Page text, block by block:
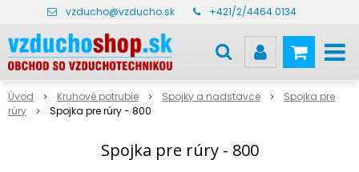
vzducho@vzducho.sk +421/2/4464 0134
Úvod Kruhové potrubie Spojky a nadstavce
Spojka pre
rúry
Spojka pre rúry - 800
Spojka pre rúry - 800